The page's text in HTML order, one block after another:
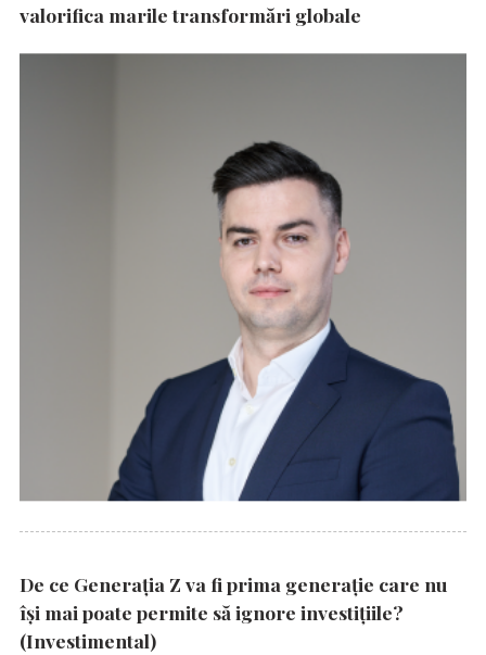
valorifica marile transformări globale
De ce Generația Z va fi prima generație care nu
își mai poate permite să ignore investițiile?
(Investimental)